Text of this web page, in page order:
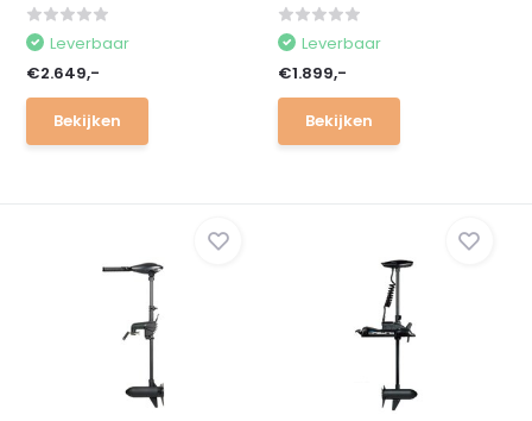
Leverbaar
€2.649,-
Bekijken
Leverbaar
€1.899,-
Bekijken